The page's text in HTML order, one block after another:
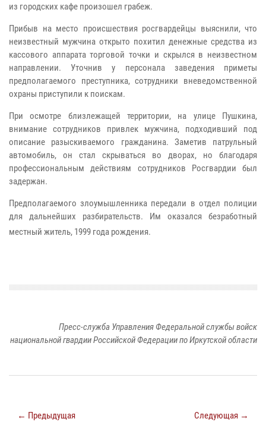
из городских кафе произошел грабеж.
Прибыв на место происшествия росгвардейцы выяснили, что
неизвестный мужчина открыто похитил денежные средства из
кассового аппарата торговой точки и скрылся в неизвестном
направлении. Уточнив у персонала заведения приметы
предполагаемого преступника, сотрудники вневедомственной
охраны приступили к поискам.
При осмотре близлежащей территории, на улице Пушкина,
внимание сотрудников привлек мужчина, подходивший под
описание разыскиваемого гражданина. Заметив патрульный
автомобиль, он стал скрываться во дворах, но благодаря
профессиональным действиям сотрудников Росгвардии был
задержан.
Предполагаемого злоумышленника передали в отдел полиции
для дальнейших разбирательств. Им оказался безработный
местный житель, 1999 года рождения.
Пресс-служба Управления Федеральной службы войск
национальной гвардии Российской Федерации по Иркутской области
← Предыдущая Следующая →